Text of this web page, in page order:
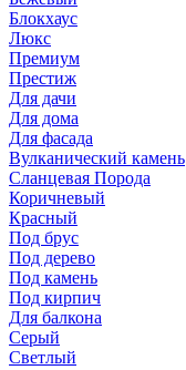
Блокхаус
Люкс
Премиум
Престиж
Для дачи
Для дома
Для фасада
Вулканический камень
Сланцевая Порода
Коричневый
Красный
Под брус
Под дерево
Под камень
Под кирпич
Для балкона
Серый
Светлый